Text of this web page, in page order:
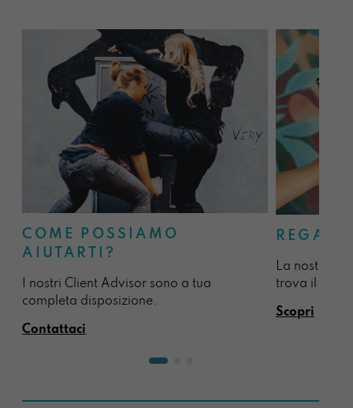
COME POSSIAMO
AIUTARTI?
I nostri Client Advisor sono a tua
completa disposizione.
Contattaci
La nostra
trova il
Scopri